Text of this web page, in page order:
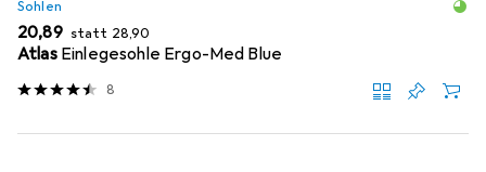
Sohlen
EUR
20,89 statt EUR
28,90
Atlas Einlegesohle Ergo-Med Blue
8